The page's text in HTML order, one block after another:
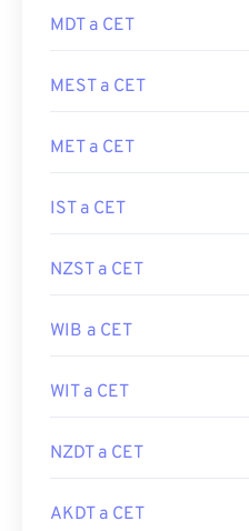
MDT a CET
MEST a CET
MET a CET
IST a CET
NZST a CET
WIB a CET
WIT a CET
NZDT a CET
AKDT a CET